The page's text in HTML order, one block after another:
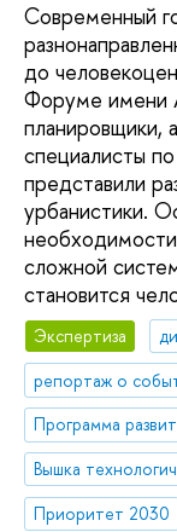
Современный
до
Форуме имени
планировщики,
специалисты
представили
урбанистики.
сложной
становится
Экспертиза
репортаж о
Программа
Вышка
Приоритет 2030